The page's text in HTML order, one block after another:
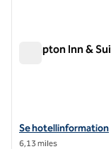
Hampton Inn &
Visa hotelluppgifter
Se hotellinformation
6,13 miles